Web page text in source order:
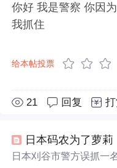
你好 我是警察 你因
我抓住 ​​​
给本帖投票
21 回复
日本刈谷市警方误抓一